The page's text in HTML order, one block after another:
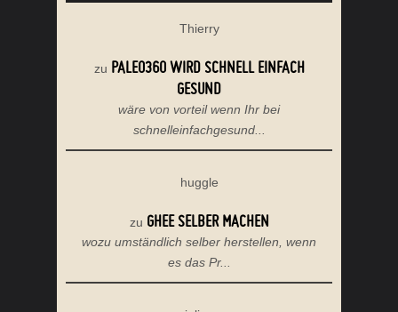
Thierry
zu PALEO360 WIRD SCHNELL EINFACH
GESUND
wäre von vorteil wenn Ihr bei
schnelleinfachgesund...
huggle
zu GHEE SELBER MACHEN
wozu umständlich selber herstellen, wenn
es das Pr...